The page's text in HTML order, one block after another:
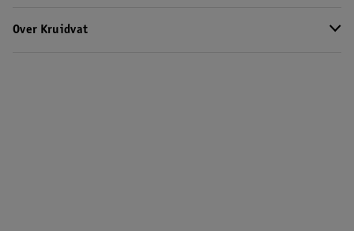
Over Kruidvat